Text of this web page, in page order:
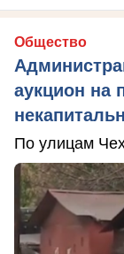
Общество
аукцион на
По улицам